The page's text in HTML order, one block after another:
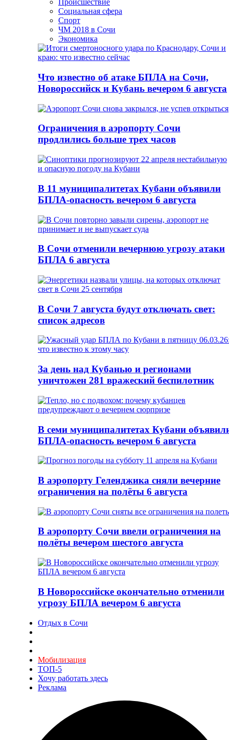
Происшествие
Социальная сфера
Спорт
ЧМ 2018 в Сочи
Экономика
Что известно об атаке БПЛА на Сочи,
Новороссийск и Кубань вечером 6 августа
Ограничения в аэропорту Сочи
продлились больше трех часов
В 11 муниципалитетах Кубани объявили
БПЛА-опасность вечером 6 августа
В Сочи отменили вечернюю угрозу атаки
БПЛА 6 августа
В Сочи 7 августа будут отключать свет:
список адресов
За день над Кубанью и регионами
уничтожен 281 вражеский беспилотник
В семи муниципалитетах Кубани
БПЛА-опасность вечером 6 августа
В аэропорту Геленджика сняли вечерние
ограничения на полёты 6 августа
В аэропорту Сочи ввели ограничения на
полёты вечером шестого августа
В Новороссийске окончательно отменили
угрозу БПЛА вечером 6 августа
Отдых в Сочи
Мобилизация
ТОП-5
Хочу работать здесь
Реклама